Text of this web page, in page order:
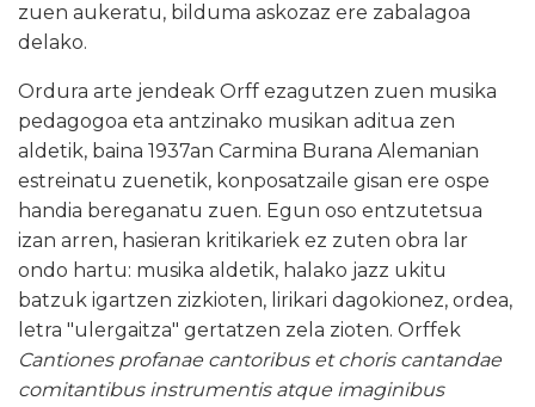
zuen aukeratu, bilduma askozaz ere zabalagoa
delako.
Ordura arte jendeak Orff ezagutzen zuen musika
pedagogoa eta antzinako musikan aditua zen
aldetik, baina 1937an Carmina Burana Alemanian
estreinatu zuenetik, konposatzaile gisan ere ospe
handia bereganatu zuen. Egun oso entzutetsua
izan arren, hasieran kritikariek ez zuten obra lar
ondo hartu: musika aldetik, halako jazz ukitu
batzuk igartzen zizkioten, lirikari dagokionez, ordea,
letra "ulergaitza" gertatzen zela zioten. Orffek
Cantiones profanae cantoribus et choris cantandae
comitantibus instrumentis atque imaginibus